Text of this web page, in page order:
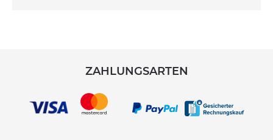
ZAHLUNGSARTEN